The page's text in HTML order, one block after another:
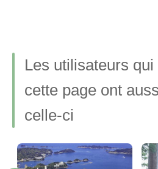
Les utilisateurs
cette page ont
celle-ci